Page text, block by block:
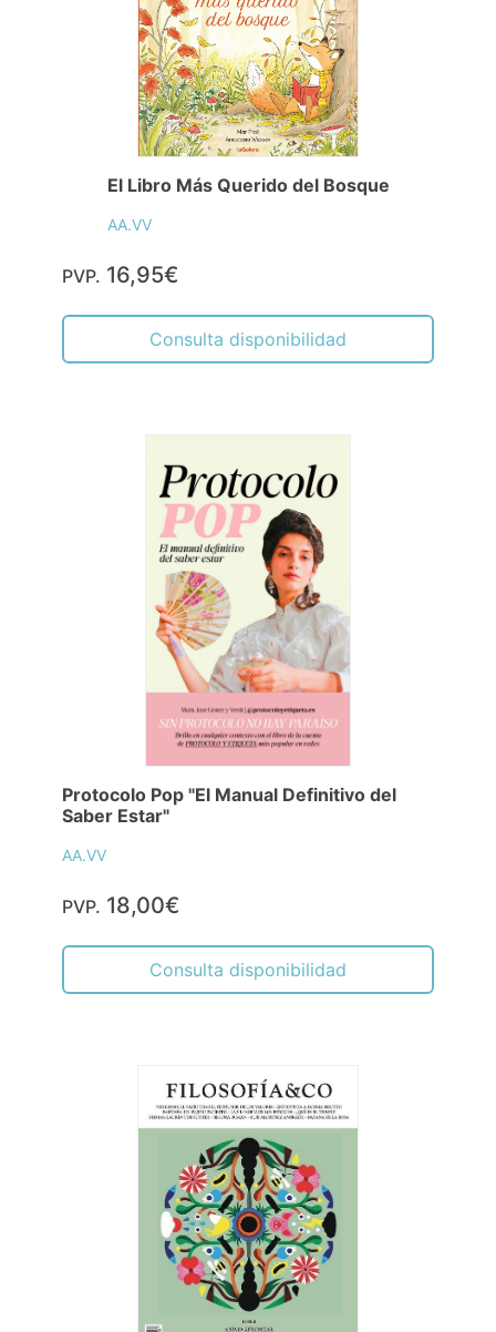
El Libro Más Querido del Bosque
AA.VV
PVP. 16,95€
Consulta disponibilidad
Protocolo Pop "El Manual Definitivo del
Saber Estar"
AA.VV
PVP. 18,00€
Consulta disponibilidad